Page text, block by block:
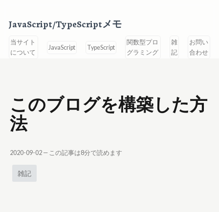
JavaScript/TypeScriptメモ
当サイト
について
JavaScript TypeScript
関数型プロ
グラミング
雑
記
お問い
合わせ
このブログを構築した方
法
2020-09-02 — この記事は8分で読めます
雑記